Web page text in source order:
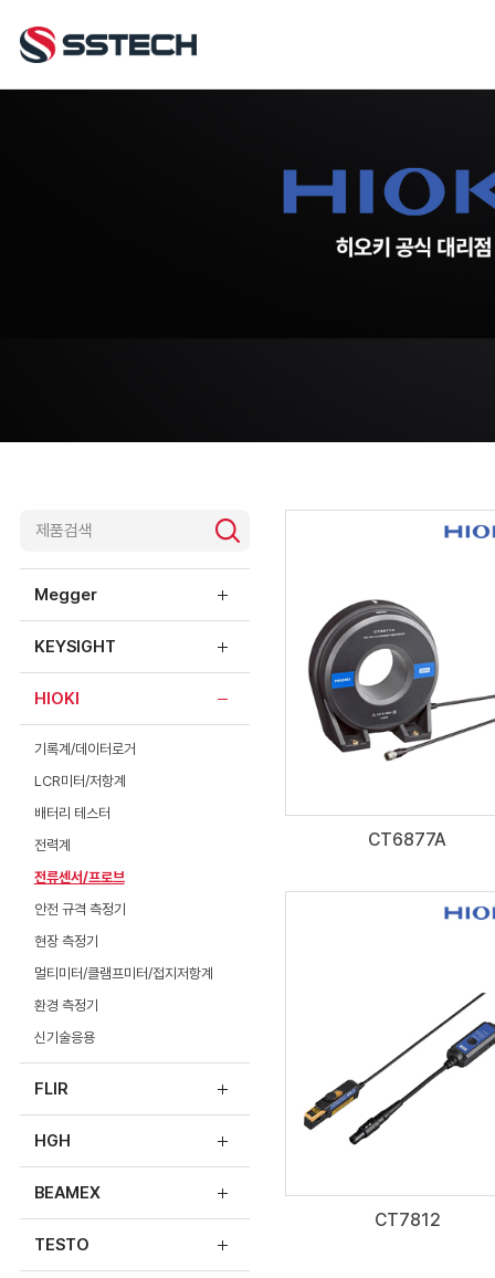
Megger
KEYSIGHT
HIOKI
기록계/데이터로거
LCR미터/저항계
배터리 테스터
전력계
전류센서/프로브
안전 규격 측정기
현장 측정기
멀티미터/클램프미터/접지저항계
환경 측정기
신기술응용
FLIR
HGH
BEAMEX
TESTO
CT6877A
CT7812